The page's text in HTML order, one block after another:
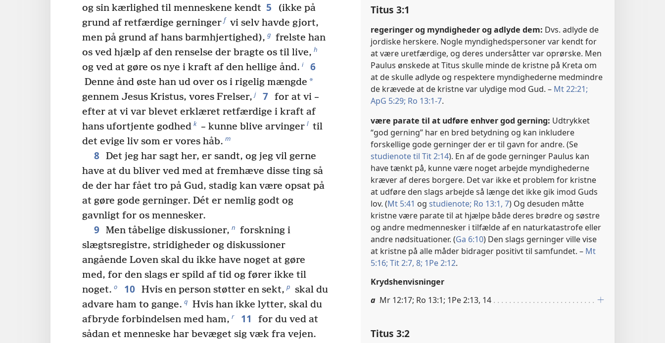
og sin kærlighed til menneskene kendt 5
(ikke på
grund af retfærdige gerninger f vi selv havde gjort,
men på grund af hans barmhjertighed), g frelste han
os ved hjælp af den renselse der bragte os til live, h
og ved at gøre os nye i kraft af den hellige ånd. i 6
Denne ånd øste han ud over os i rigelig mængde *
gennem Jesus Kristus, vores Frelser, j 7 for at vi –
efter at vi var blevet erklæret retfærdige i kraft af
hans ufortjente godhed k – kunne blive arvinger l til
det evige liv som er vores håb. m
8 Det jeg har sagt her, er sandt, og jeg vil gerne
have at du bliver ved med at fremhæve disse ting så
de der har fået tro på Gud, stadig kan være opsat på
at gøre gode gerninger. Dét er nemlig godt og
gavnligt for os mennesker.
9 Men tåbelige diskussioner, n forskning i
slægtsregistre, stridigheder og diskussioner
angående Loven skal du ikke have noget at gøre
med, for den slags er spild af tid og fører ikke til
noget. o 10 Hvis en person støtter en sekt, p skal du
advare ham to gange. q Hvis han ikke lytter, skal du
afbryde forbindelsen med ham, r 11
for du ved at
sådan et menneske har bevæget sig væk fra vejen.
Titus 3:1
regeringer og myndigheder og adlyde dem: Dvs. adlyde de
jordiske herskere. Nogle myndighedspersoner var kendt for
at være uretfærdige, og deres undersåtter var oprørske. Men
Paulus ønskede at Titus skulle minde de kristne på Kreta om
at de skulle adlyde og respektere myndighederne medmindre
de krævede at de kristne var ulydige mod Gud. – Mt 22:21;
ApG 5:29; Ro 13:1-7.
være parate til at udføre enhver god gerning: Udtrykket
“god gerning” har en bred betydning og kan inkludere
forskellige gode gerninger der er til gavn for andre. (Se
studienote til Tit 2:14). En af de gode gerninger Paulus kan
have tænkt på, kunne være noget arbejde myndighederne
kræver af deres borgere. Det var ikke et problem for kristne
at udføre den slags arbejde så længe det ikke gik imod Guds
lov. (Mt 5:41 og studienote; Ro 13:1, 7) Og desuden måtte
kristne være parate til at hjælpe både deres brødre og søstre
og andre medmennesker i tilfælde af en naturkatastrofe eller
andre nødsituationer. (Ga 6:10) Den slags gerninger ville vise
at kristne på alle måder bidrager positivt til samfundet. – Mt
5:16; Tit 2:7, 8; 1Pe 2:12.
Krydshenvisninger
a Mr 12:17; Ro 13:1; 1Pe 2:13, 14
Titus 3:2